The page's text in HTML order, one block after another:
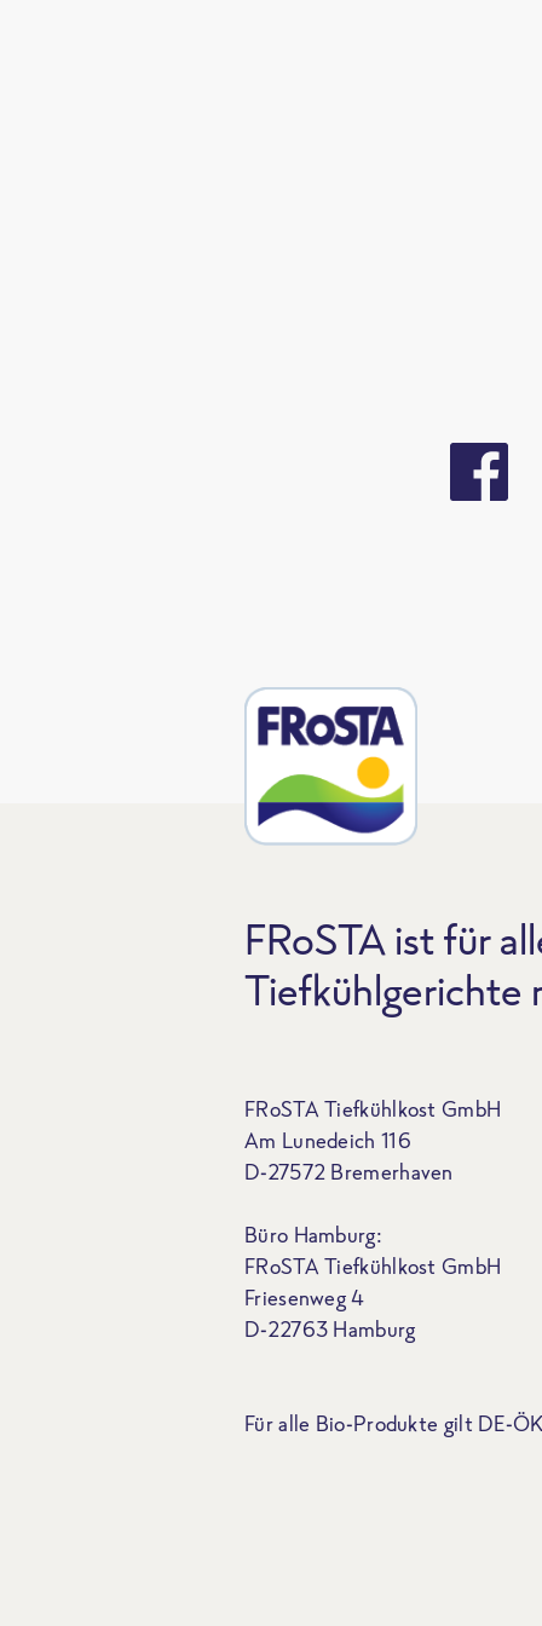
FRoSTA ist für
Tiefkühlgerichte
FRoSTA Tiefkühlkost GmbH
Am Lunedeich 116
D-27572 Bremerhaven
Büro Hamburg:
FRoSTA Tiefkühlkost GmbH
Friesenweg 4
D-22763 Hamburg
Für alle Bio-Produkte gilt DE-